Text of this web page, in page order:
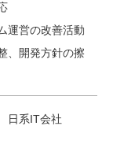
運営の改善活動
、開発方針の擦
日系IT会社